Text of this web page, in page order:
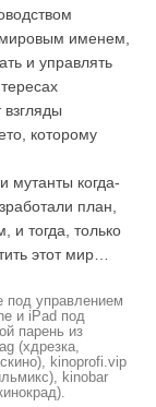
именем,
и управлять
которому
мутанты когда-
план,
и тогда, только
этот мир…
под управлением
и iPad под
парень из
(хдрезка,
kinoprofi.vip
kinobar